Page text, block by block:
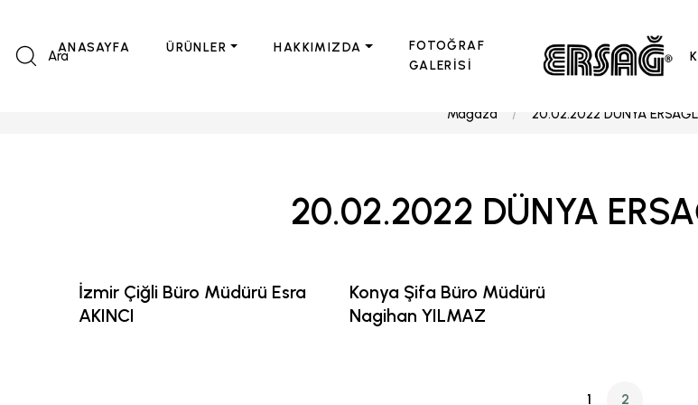
Ara
ANASAYFA ÜRÜNLER HAKKIMIZDA
FOTOĞRAF
GALERİSİ
Mağaza 20.02.2022 DÜNYA
20.02.2022 DÜNYA
İzmir Çiğli Büro Müdürü Esra
AKINCI
Konya Şifa Büro Müdürü
Nagihan YILMAZ
1 2